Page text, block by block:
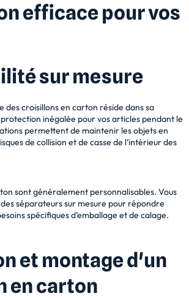
efficace pour vos
sur mesure
des croisillons en carton réside dans sa
inégalée pour vos articles pendant le
permettent de maintenir les objets en
de collision et de casse de l’intérieur des
sont généralement personnalisables. Vous
séparateurs sur mesure pour répondre
spécifiques d’emballage et de calage.
et montage d'un
en carton